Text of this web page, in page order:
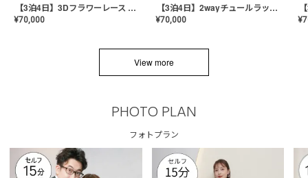
【3泊4日】3Dフラワーレース ドレス〈PD-WDOR-331〉
¥70,000
【3泊4日】2wayチュールラッフルドレス〈PD-WDOR-341RTL〉
¥70,000 ¥
View more
PHOTO PLAN
フォトプラン